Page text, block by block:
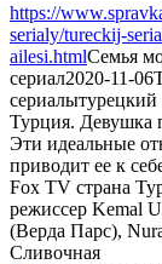
https://
serialy/tureckij-
ailesi.htmlСемья
сериал2020-11-
сериалытурецкий
Турция. Девушка
Эти идеальные
приводит ее к
Fox TV страна
режиссер Kemal
(Верда Парс),
Сливочная